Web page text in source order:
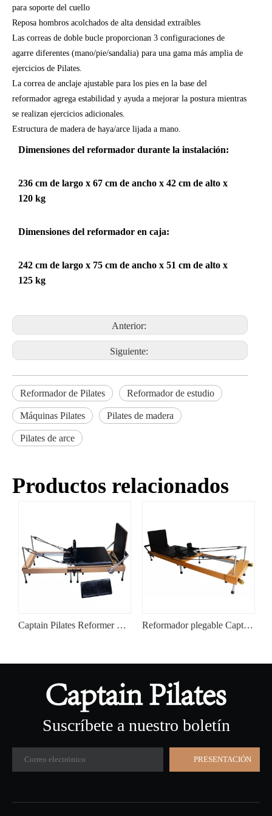
para soporte del cuello
Reposa hombros acolchados de alta densidad extraíbles
Las correas de doble bucle proporcionan 3 configuraciones de
agarre diferentes (mano/pie/sandalia) para una gama más amplia de
ejercicios de Pilates.
La correa de anclaje ajustable para los pies en la base del
reformador agrega estabilidad y ayuda a mejorar la postura mientras
se realizan ejercicios adicionales.
Estructura de madera de haya/arce lijada a mano.
Dimensiones del reformador durante la instalación:
236 cm de largo x 67 cm de ancho x 42 cm de alto x
120 kg
Dimensiones del reformador en caja:
242 cm de largo x 75 cm de ancho x 51 cm de alto x
125 kg
Anterior:
Siguiente:
Reformador de Pilates Reformador de estudio
Máquinas Pilates Pilates de madera
Pilates de arce
Productos relacionados
Captain Pilates Reformer plegable Pro NJH1B Reformador plegable Captain Pilates NJH1A
Suscríbete a nuestro boletín
PRESENTACIÓN